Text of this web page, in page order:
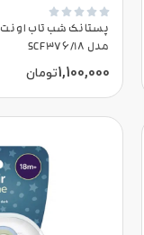





مدل SCF376/18
1,100,000تومان